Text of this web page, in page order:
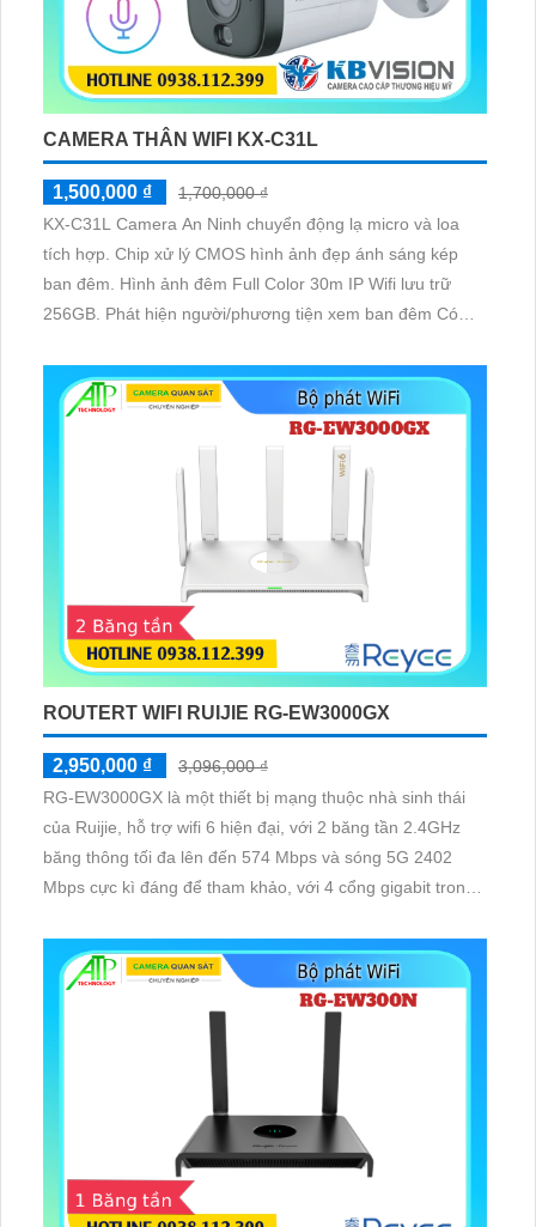
CAMERA THÂN WIFI KX-C31L
1,500,000 ₫
1,700,000 ₫
KX-C31L Camera An Ninh chuyển động lạ micro và loa
tích hợp. Chip xử lý CMOS hình ảnh đẹp ánh sáng kép
ban đêm. Hình ảnh đêm Full Color 30m IP Wifi lưu trữ
256GB. Phát hiện người/phương tiện xem ban đêm Có
ROUTERT WIFI RUIJIE RG-EW3000GX
2,950,000 ₫
3,096,000 ₫
RG-EW3000GX là một thiết bị mạng thuộc nhà sinh thái
của Ruijie, hỗ trợ wifi 6 hiện đại, với 2 băng tần 2.4GHz
băng thông tối đa lên đến 574 Mbps và sóng 5G 2402
Mbps cực kì đáng để tham khảo, với 4 cổng gigabit trong
cùng lúc